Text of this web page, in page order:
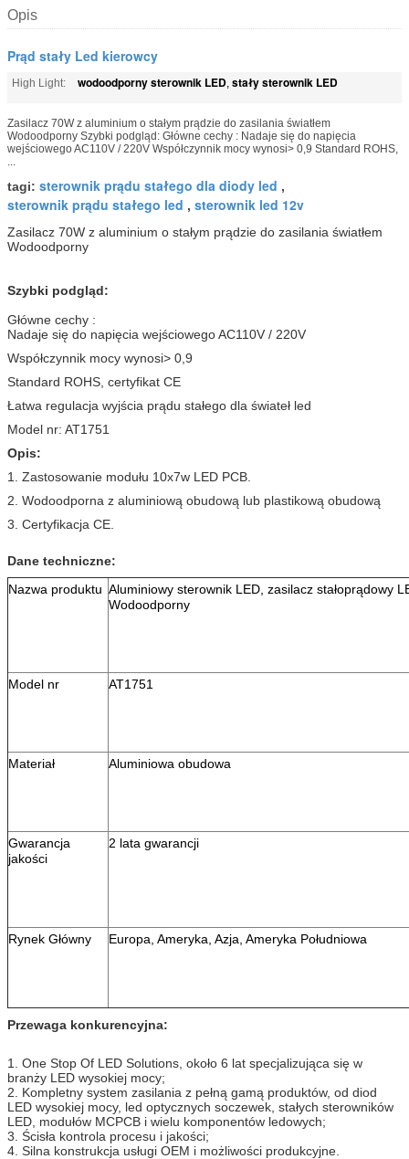
Opis
Prąd stały Led kierowcy
High Light: wodoodporny sterownik LED, stały sterownik LED
Zasilacz 70W z aluminium o stałym prądzie do zasilania światłem
Wodoodporny Szybki podgląd: Główne cechy : Nadaje się do napięcia
wejściowego AC110V / 220V Współczynnik mocy wynosi> 0,9 Standard ROHS,
...
tagi: sterownik prądu stałego dla diody led ,
sterownik prądu stałego led , sterownik led 12v
Zasilacz 70W z aluminium o stałym prądzie do zasilania światłem
Wodoodporny
Szybki podgląd:
Główne cechy :
Nadaje się do napięcia wejściowego AC110V / 220V
Współczynnik mocy wynosi> 0,9
Standard ROHS, certyfikat CE
Łatwa regulacja wyjścia prądu stałego dla świateł led
Model nr: AT1751
Opis:
1. Zastosowanie modułu 10x7w LED PCB.
2. Wodoodporna z aluminiową obudową lub plastikową obudową
3. Certyfikacja CE.
Dane techniczne:
Nazwa produktu Aluminiowy sterownik LED, zasilacz stałoprądowy
Wodoodporny
Model nr AT1751
Materiał Aluminiowa obudowa
Gwarancja
jakości
2 lata gwarancji
Rynek Główny Europa, Ameryka, Azja, Ameryka Południowa
Przewaga konkurencyjna:
1. One Stop Of LED Solutions, około 6 lat specjalizująca się w
branży LED wysokiej mocy;
2. Kompletny system zasilania z pełną gamą produktów, od diod
LED wysokiej mocy, led optycznych soczewek, stałych sterowników
LED, modułów MCPCB i wielu komponentów ledowych;
3. Ścisła kontrola procesu i jakości;
4. Silna konstrukcja usługi OEM i możliwości produkcyjne.